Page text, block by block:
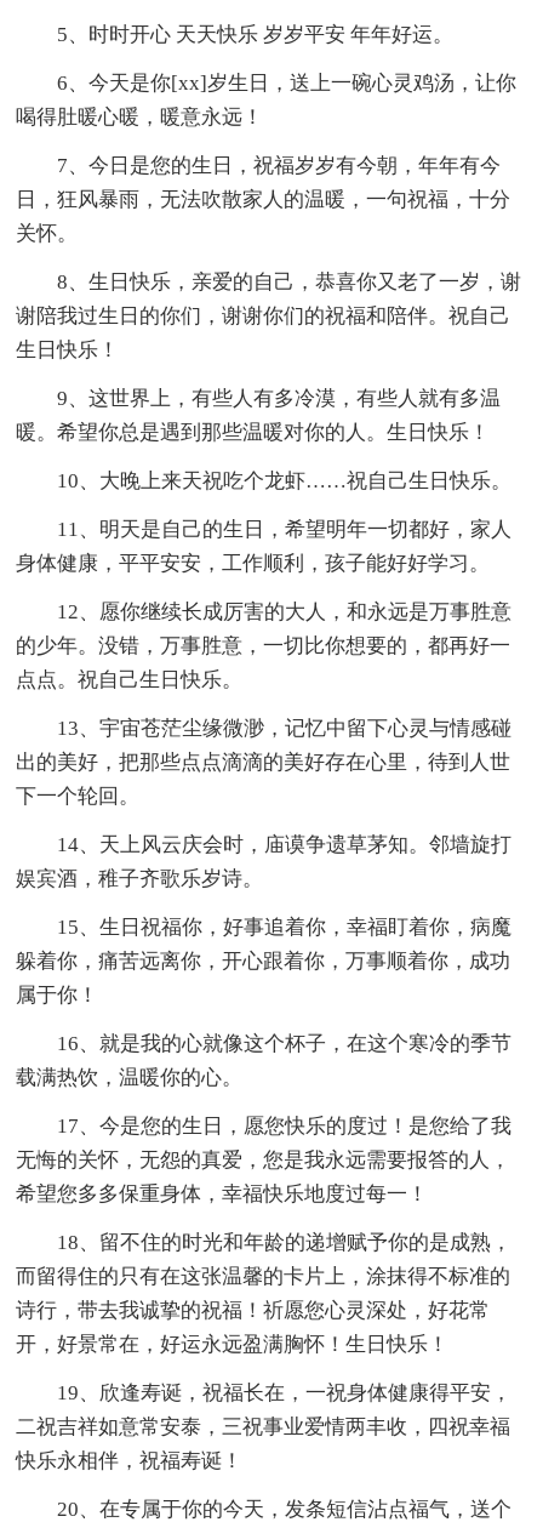
5、时时开心 天天快乐 岁岁平安 年年好运。
6、今天是你[xx]岁生日，送上一碗心灵鸡汤，让你
喝得肚暖心暖，暖意永远！
7、今日是您的生日，祝福岁岁有今朝，年年有今
日，狂风暴雨，无法吹散家人的温暖，一句祝福，十分
关怀。
8、生日快乐，亲爱的自己，恭喜你又老了一岁，谢
谢陪我过生日的你们，谢谢你们的祝福和陪伴。祝自己
生日快乐！
9、这世界上，有些人有多冷漠，有些人就有多温
暖。希望你总是遇到那些温暖对你的人。生日快乐！
10、大晚上来天祝吃个龙虾……祝自己生日快乐。
11、明天是自己的生日，希望明年一切都好，家人
身体健康，平平安安，工作顺利，孩子能好好学习。
12、愿你继续长成厉害的大人，和永远是万事胜意
的少年。没错，万事胜意，一切比你想要的，都再好一
点点。祝自己生日快乐。
13、宇宙苍茫尘缘微渺，记忆中留下心灵与情感碰
出的美好，把那些点点滴滴的美好存在心里，待到人世
下一个轮回。
14、天上风云庆会时，庙谟争遗草茅知。邻墙旋打
娱宾酒，稚子齐歌乐岁诗。
15、生日祝福你，好事追着你，幸福盯着你，病魔
躲着你，痛苦远离你，开心跟着你，万事顺着你，成功
属于你！
16、就是我的心就像这个杯子，在这个寒冷的季节
载满热饮，温暖你的心。
17、今是您的生日，愿您快乐的度过！是您给了我
无悔的关怀，无怨的真爱，您是我永远需要报答的人，
希望您多多保重身体，幸福快乐地度过每一！
18、留不住的时光和年龄的递增赋予你的是成熟，
而留得住的只有在这张温馨的卡片上，涂抹得不标准的
诗行，带去我诚挚的祝福！祈愿您心灵深处，好花常
开，好景常在，好运永远盈满胸怀！生日快乐！
19、欣逢寿诞，祝福长在，一祝身体健康得平安，
二祝吉祥如意常安泰，三祝事业爱情两丰收，四祝幸福
快乐永相伴，祝福寿诞！
20、在专属于你的今天，发条短信沾点福气，送个